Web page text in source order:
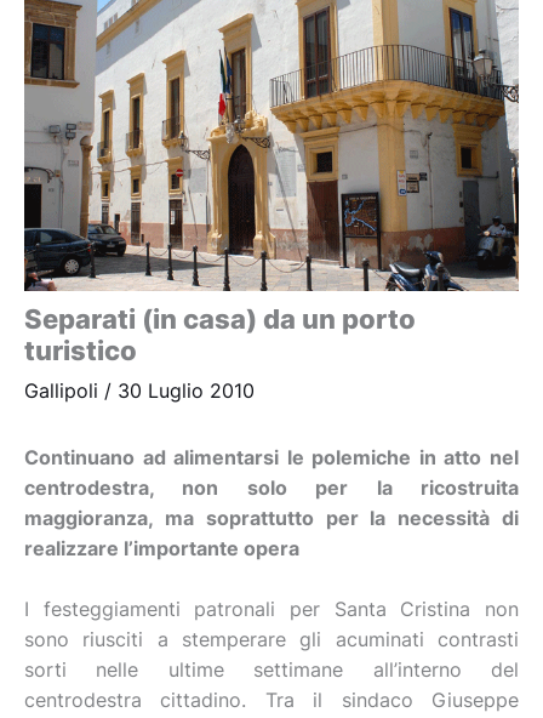
Separati (in casa) da un porto
turistico
Gallipoli / 30 Luglio 2010
Continuano ad alimentarsi le polemiche in atto nel
centrodestra, non solo per la ricostruita
maggioranza, ma soprattutto per la necessità di
realizzare l’importante opera
I festeggiamenti patronali per Santa Cristina non
sono riusciti a stemperare gli acuminati contrasti
sorti nelle ultime settimane all’interno del
centrodestra cittadino. Tra il sindaco Giuseppe